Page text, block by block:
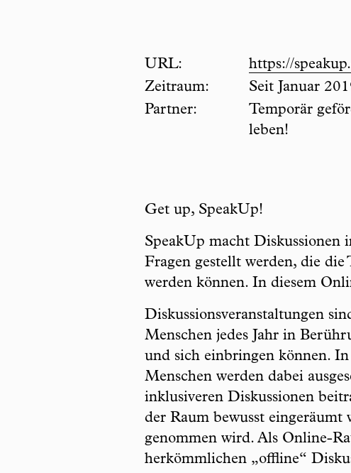
URL:
https://
Zeitraum:
Seit Januar
Partner:
Temporär
leben!
Get up, SpeakUp!
SpeakUp macht Diskussionen
Fragen gestellt werden, die
werden können. In diesem
Diskussionsveranstaltungen
Menschen jedes Jahr in
und sich einbringen können.
Menschen werden dabei
inklusiveren Diskussionen
der Raum bewusst
genommen wird. Als Online-
herkömmlichen „offline“